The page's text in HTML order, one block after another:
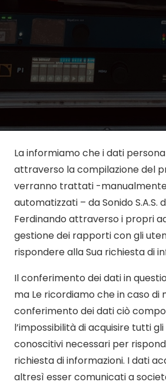
La informiamo che i dati
attraverso la compilazione del
verranno trattati -
automatizzati – da Sonido S.A.S.
Ferdinando attraverso i propri
gestione dei rapporti con gli
rispondere alla Sua richiesta di
Il conferimento dei dati in
ma Le ricordiamo che in caso di
conferimento dei dati ciò
l’impossibilità di acquisire tutti
conoscitivi necessari per
richiesta di informazioni. I dati
altresì esser comunicati a